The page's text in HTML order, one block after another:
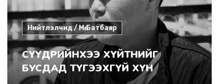
Нийтлэлчид / Мө.Батбаяр
СҮҮДРИЙНХЭЭ ХҮЙТНИЙГ
БУСДАД ТҮГЭЭХГҮЙ ХҮН